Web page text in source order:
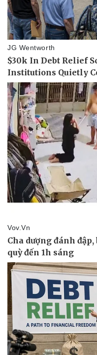
Doanh nghiệp
Thông tin doanh nghiệp
Doanh nghiệp 24h
Doanh nhân
Vì cộng đồng